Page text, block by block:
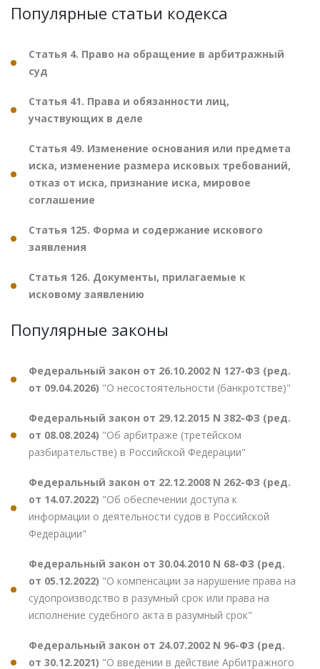
Популярные статьи кодекса
Статья 4. Право на обращение в арбитражный
суд
Статья 41. Права и обязанности лиц,
участвующих в деле
Статья 49. Изменение основания или предмета
иска, изменение размера исковых требований,
отказ от иска, признание иска, мировое
соглашение
Статья 125. Форма и содержание искового
заявления
Статья 126. Документы, прилагаемые к
исковому заявлению
Популярные законы
Федеральный закон от 26.10.2002 N 127-ФЗ (ред.
от 09.04.2026) "О несостоятельности (банкротстве)"
Федеральный закон от 29.12.2015 N 382-ФЗ (ред.
от 08.08.2024) "Об арбитраже (третейском
разбирательстве) в Российской Федерации"
Федеральный закон от 22.12.2008 N 262-ФЗ (ред.
от 14.07.2022) "Об обеспечении доступа к
информации о деятельности судов в Российской
Федерации"
Федеральный закон от 30.04.2010 N 68-ФЗ (ред.
от 05.12.2022) "О компенсации за нарушение права на
судопроизводство в разумный срок или права на
исполнение судебного акта в разумный срок"
Федеральный закон от 24.07.2002 N 96-ФЗ (ред.
от 30.12.2021) "О введении в действие Арбитражного